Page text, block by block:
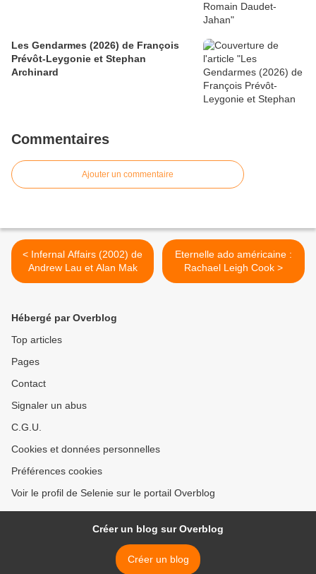
Les Gendarmes (2026) de François
Prévôt-Leygonie et Stephan
Archinard
Commentaires
Ajouter un commentaire
< Infernal Affairs (2002) de
Andrew Lau et Alan Mak
Eternelle ado américaine :
Rachael Leigh Cook >
Hébergé par Overblog
Top articles
Pages
Contact
Signaler un abus
C.G.U.
Cookies et données personnelles
Préférences cookies
Voir le profil de Selenie sur le portail Overblog
Créer un blog sur Overblog
Créer un blog